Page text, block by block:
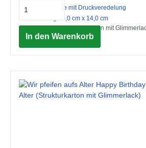
Midi-Doppelkarte mit Druckveredelung
mit Umschlag 10,0 cm x 14,0 cm
Happy Birthday (Strukturkarton mit
© Advocate Art / Nicola Evans
In den Warenkorb